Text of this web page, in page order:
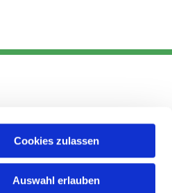
Cookies zulassen
Auswahl erlauben